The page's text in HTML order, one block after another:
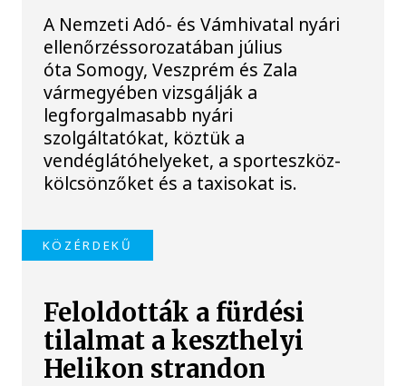
A Nemzeti Adó- és Vámhivatal nyári
ellenőrzéssorozatában július
óta Somogy, Veszprém és Zala
vármegyében vizsgálják a
legforgalmasabb nyári
szolgáltatókat, köztük a
vendéglátóhelyeket, a sporteszköz-
kölcsönzőket és a taxisokat is.
KÖZÉRDEKŰ
Feloldották a fürdési
tilalmat a keszthelyi
Helikon strandon